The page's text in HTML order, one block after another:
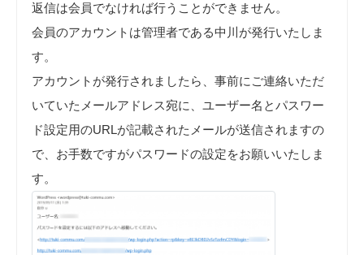
返信は会員でなければ行うことができません。
会員のアカウントは管理者である中川が発行いたしま
す。
アカウントが発行されましたら、事前にご連絡いただ
いていたメールアドレス宛に、ユーザー名とパスワー
ド設定用のURLが記載されたメールが送信されますの
で、お手数ですがパスワードの設定をお願いいたしま
す。